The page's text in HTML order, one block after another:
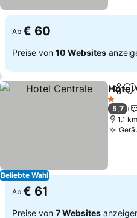
Ab € 60
Preise von 10 Websites
Beliebte Wahl
Teilen
Hotel
1 Sterne
5,7
1.1
Ab € 61
Preise von 7 Websites